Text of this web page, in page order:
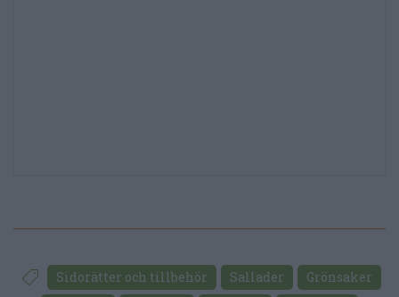
Sidorätter och tillbehör Sallader
Grönsaker